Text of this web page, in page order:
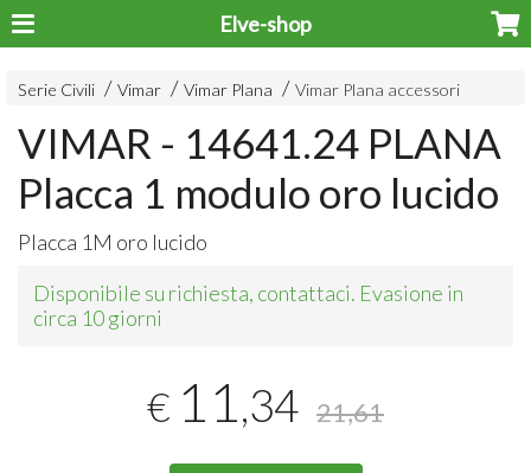
Elve-shop
Serie Civili Vimar Vimar Plana Vimar Plana accessori
VIMAR - 14641.24 PLANA
Placca 1 modulo oro lucido
Placca 1M oro lucido
Disponibile su richiesta, contattaci. Evasione in
circa 10 giorni
€ 11,34 21,61